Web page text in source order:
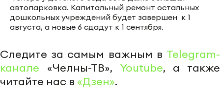
автопарковка. Капитальный ремонт остальных
дошкольных учреждений будет завершен к 1
августа, а новые 6 сдадут к 1 сентября.
Следите за самым важным в Telegram-
канале «Челны-ТВ», Youtube, а также
читайте нас в «Дзен».